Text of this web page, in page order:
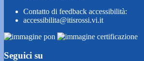
Contatto di feedback accessibilità:
accessibilita@itisrossi.vi.it
Seguici su